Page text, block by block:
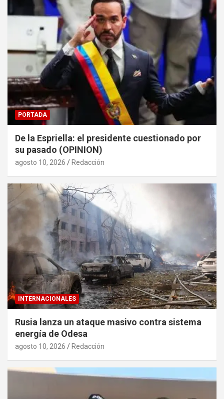
PORTADA
De la Espriella: el presidente cuestionado por
su pasado (OPINION)
agosto 10, 2026 Redacción
INTERNACIONALES
Rusia lanza un ataque masivo contra sistema
energía de Odesa
agosto 10, 2026 Redacción